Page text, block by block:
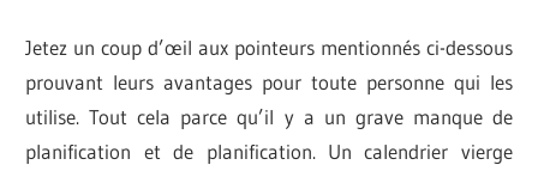
Jetez un coup d’œil aux pointeurs mentionnés ci-dessous
prouvant leurs avantages pour toute personne qui les
utilise. Tout cela parce qu’il y a un grave manque de
planification et de planification. Un calendrier vierge